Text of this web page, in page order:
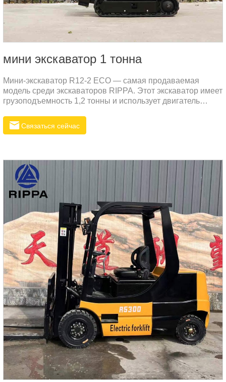
мини экскаватор 1 тонна
Мини-экскаватор R12-2 ECO — самая продаваемая
модель среди экскаваторов RIPPA. Этот экскаватор имеет
грузоподъемность 1,2 тонны и использует двигатель
низкого уровня шума и низкой вибрации. Этот двигатель
— дизельный.
Связаться сейчас